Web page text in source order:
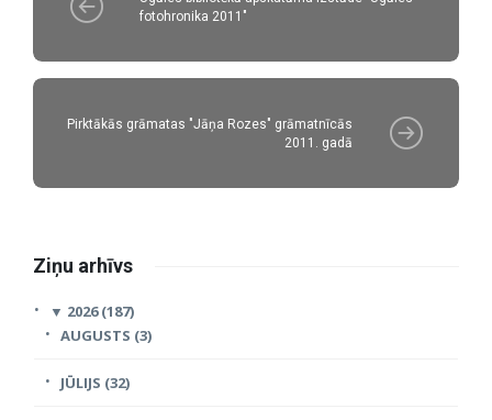
fotohronika 2011"
Pirktākās grāmatas "Jāņa Rozes" grāmatnīcās
2011. gadā
Ziņu arhīvs
▼ 2026 (187)
AUGUSTS (3)
JŪLIJS (32)